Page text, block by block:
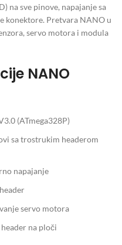
na sve pinove, napajanje sa
konektore. Pretvara NANO u
servo motora i modula
NANO
(ATmega328P)
sa trostrukim headerom
napajanje
servo motora
na ploči